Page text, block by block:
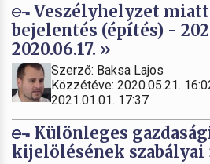
Veszélyhelyzet
bejelentés (építés) -
2020.06.17. »
Szerző: Baksa Lajos
Közzétéve: 2020.05.21.
2021.01.01. 17:37
Különleges
kijelölésének szabályai